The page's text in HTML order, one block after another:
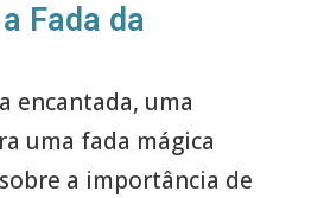
Fada da
encantada, uma
uma fada mágica
a importância de